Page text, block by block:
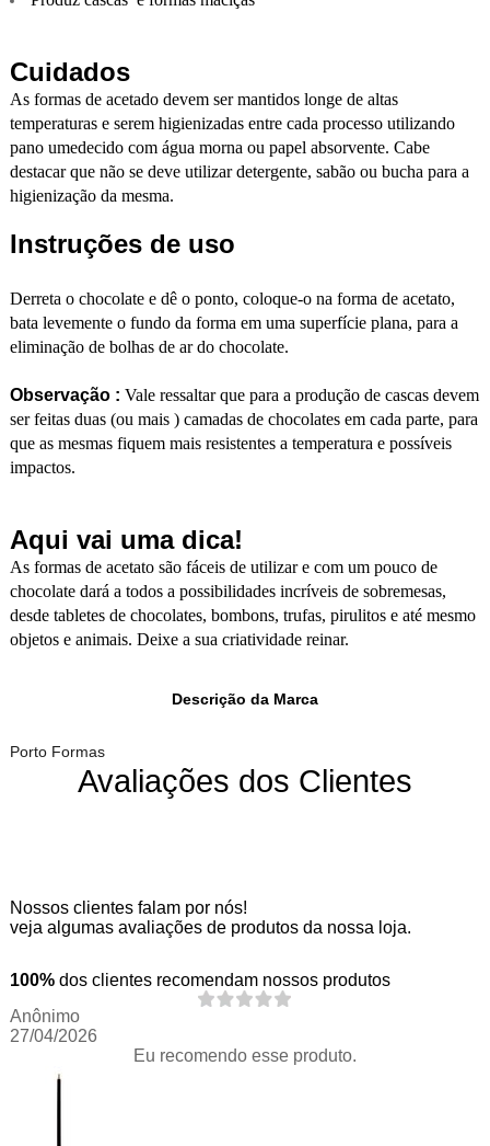
Cuidados
As formas de acetado devem ser mantidos longe de altas
temperaturas e serem higienizadas entre cada processo utilizando
pano umedecido com água morna ou papel absorvente. Cabe
destacar que não se deve utilizar detergente, sabão ou bucha para a
higienização da mesma.
Instruções de uso
Derreta o chocolate e dê o ponto, coloque-o na forma de acetato,
bata levemente o fundo da forma em uma superfície plana, para a
eliminação de bolhas de ar do chocolate.
Observação : Vale ressaltar que para a produção de cascas devem
ser feitas duas (ou mais ) camadas de chocolates em cada parte, para
que as mesmas fiquem mais resistentes a temperatura e possíveis
impactos.
Aqui vai uma dica!
As formas de acetato são fáceis de utilizar e com um pouco de
chocolate dará a todos a possibilidades incríveis de sobremesas,
desde tabletes de chocolates, bombons, trufas, pirulitos e até mesmo
objetos e animais. Deixe a sua criatividade reinar.
Descrição da Marca
Porto Formas
Avaliações dos Clientes
Nossos clientes falam por nós!
veja algumas avaliações de produtos da nossa loja.
100% dos clientes recomendam nossos produtos
Anônimo
27/04/2026
Eu recomendo esse produto.